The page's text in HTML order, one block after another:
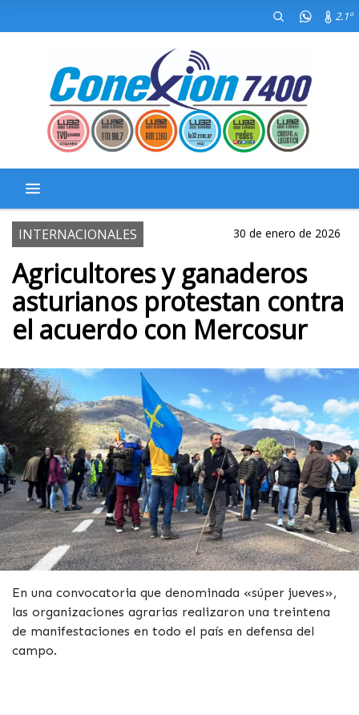
2.1º
INTERNACIONALES 30 de enero de 2026
Agricultores y ganaderos
asturianos protestan contra
el acuerdo con Mercosur
En una convocatoria que denominada «súper jueves»,
las organizaciones agrarias realizaron una treintena
de manifestaciones en todo el país en defensa del
campo.